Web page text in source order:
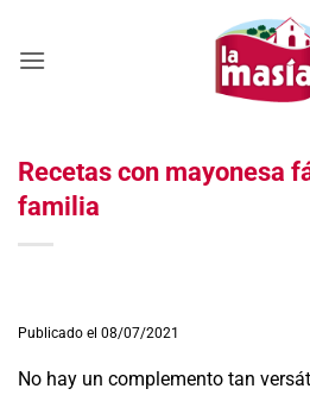
contenido
Recetas con mayonesa
familia
Publicado el 08/07/2021
No hay un complemento tan